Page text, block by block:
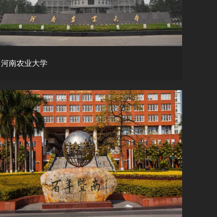
河南农业大学